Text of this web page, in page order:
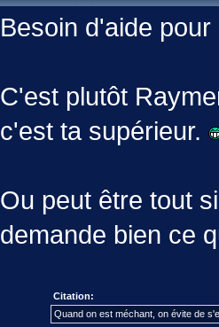
Besoin d'aide
C'est plutôt
c'est ta supérieur.
Ou peut être tout
demande bien ce
Citation:
Quand on est méchant, on évite de